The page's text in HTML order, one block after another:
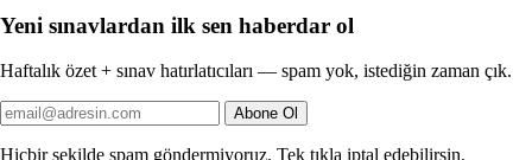
Yeni sınavlardan ilk sen haberdar ol
Haftalık özet + sınav hatırlatıcıları — spam yok, istediğin zaman çık.
Abone Ol
Hiçbir şekilde spam göndermiyoruz. Tek tıkla iptal edebilirsin.